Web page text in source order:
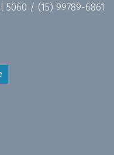
5060 / (15) 99789-6861